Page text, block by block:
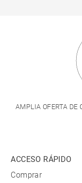
AMPLIA OFERTA DE
ACCESO RÁPIDO
Comprar